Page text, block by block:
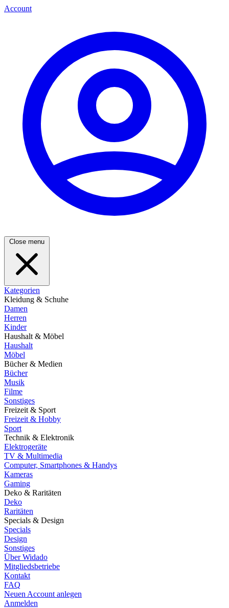
Account
Close menu
Kategorien
Kleidung & Schuhe
Damen
Herren
Kinder
Haushalt & Möbel
Haushalt
Möbel
Bücher & Medien
Bücher
Musik
Filme
Sonstiges
Freizeit & Sport
Freizeit & Hobby
Sport
Technik & Elektronik
Elektrogeräte
TV & Multimedia
Computer, Smartphones & Handys
Kameras
Gaming
Deko & Raritäten
Deko
Raritäten
Specials & Design
Specials
Design
Sonstiges
Über Widado
Mitgliedsbetriebe
Kontakt
FAQ
Neuen Account anlegen
Anmelden